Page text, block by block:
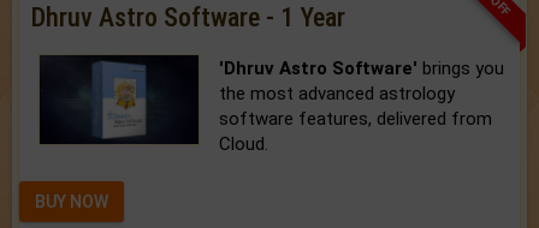
Dhruv Astro Software - 1 Year
'Dhruv Astro Software' brings you
the most advanced astrology
software features, delivered from
Cloud.
BUY NOW